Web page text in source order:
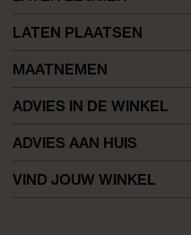
LATEN PLAATSEN
MAATNEMEN
ADVIES IN DE WINKEL
ADVIES AAN HUIS
VIND JOUW WINKEL